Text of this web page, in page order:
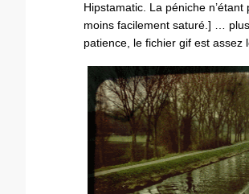
Hipstamatic. La péniche
moins facilement saturé.] …
patience, le fichier gif est assez